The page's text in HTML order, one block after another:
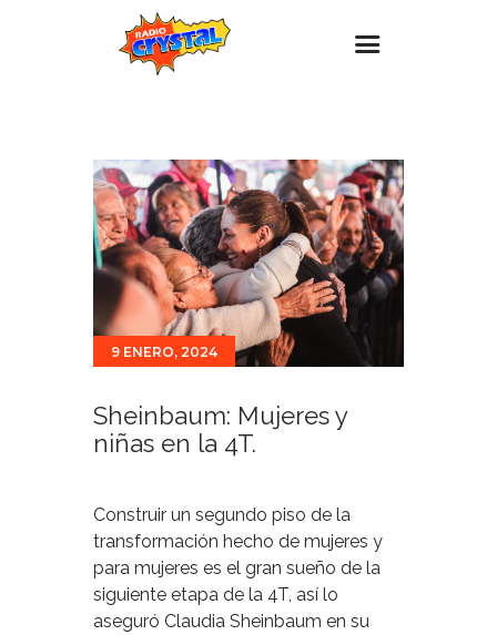
Estaciones
Eventos
Promociones
Noticias
Para ti
Contacto
9 ENERO, 2024
Sheinbaum: Mujeres y
niñas en la 4T.
Construir un segundo piso de la
transformación hecho de mujeres y
para mujeres es el gran sueño de la
siguiente etapa de la 4T, así lo
aseguró Claudia Sheinbaum en su